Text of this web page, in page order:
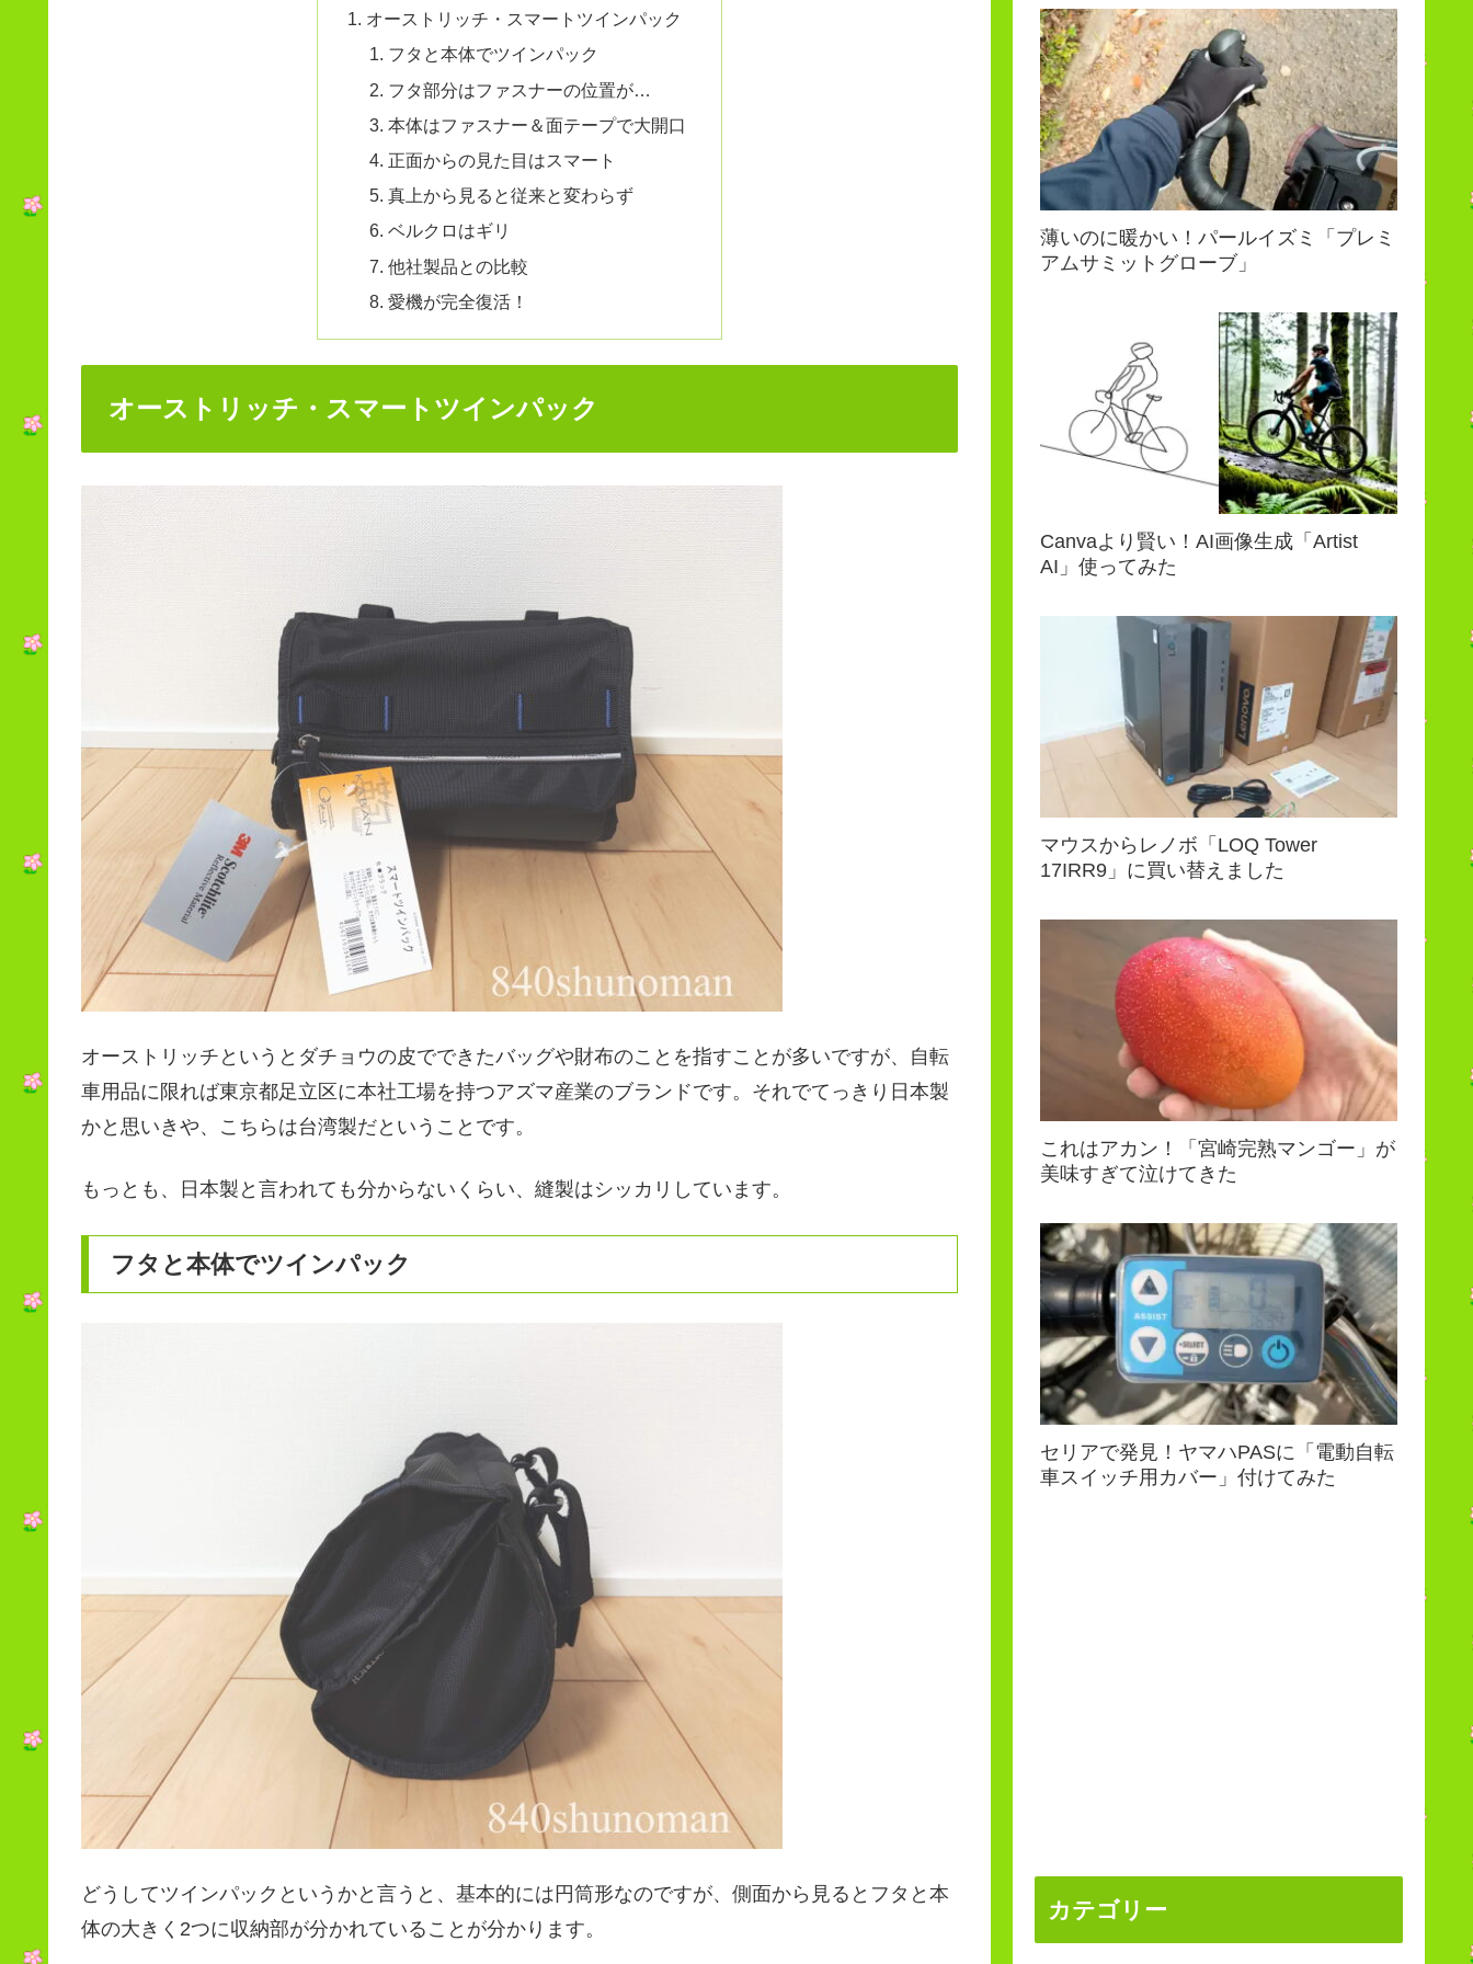
オーストリッチ・スマートツインパック
フタと本体でツインパック
フタ部分はファスナーの位置が…
本体はファスナー＆面テープで大開口
正面からの見た目はスマート
真上から見ると従来と変わらず
ベルクロはギリ
他社製品との比較
愛機が完全復活！
オーストリッチ・スマートツインパック
オーストリッチというとダチョウの皮でできたバッグや財布のことを指すことが多いですが、自転
車用品に限れば東京都足立区に本社工場を持つアズマ産業のブランドです。それでてっきり日本製
かと思いきや、こちらは台湾製だということです。
もっとも、日本製と言われても分からないくらい、縫製はシッカリしています。
フタと本体でツインパック
どうしてツインパックというかと言うと、基本的には円筒形なのですが、側面から見るとフタと本
体の大きく2つに収納部が分かれていることが分かります。
薄いのに暖かい！パールイズミ「プレミ
アムサミットグローブ」
Canvaより賢い！AI画像生成「Artist
AI」使ってみた
マウスからレノボ「LOQ Tower
17IRR9」に買い替えました
これはアカン！「宮崎完熟マンゴー」が
美味すぎて泣けてきた
セリアで発見！ヤマハPASに「電動自転
車スイッチ用カバー」付けてみた
カテゴリー